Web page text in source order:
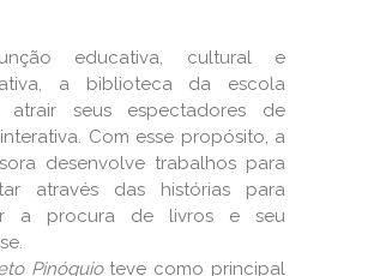
educativa, cultural e
a biblioteca da escola
atrair seus espectadores de
Com esse propósito, a
desenvolve trabalhos para
através das histórias para
a procura de livros e seu
Pinóquioteve como principal